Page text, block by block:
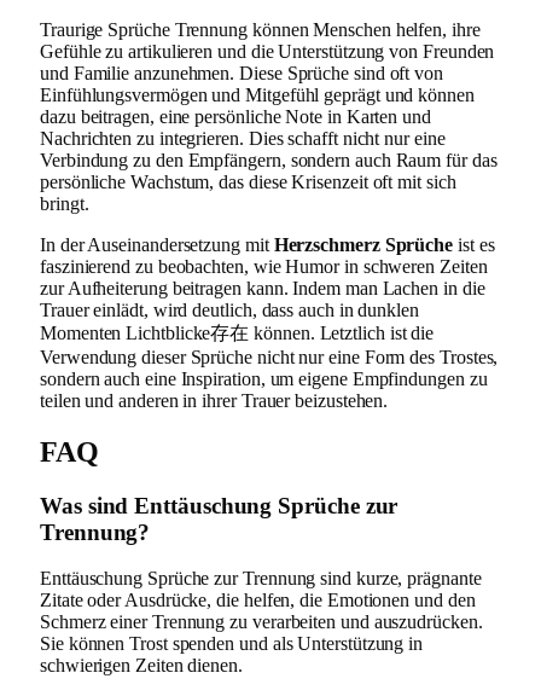
Traurige Sprüche Trennung können Menschen helfen, ihre
Gefühle zu artikulieren und die Unterstützung von Freunden
und Familie anzunehmen. Diese Sprüche sind oft von
Einfühlungsvermögen und Mitgefühl geprägt und können
dazu beitragen, eine persönliche Note in Karten und
Nachrichten zu integrieren. Dies schafft nicht nur eine
Verbindung zu den Empfängern, sondern auch Raum für das
persönliche Wachstum, das diese Krisenzeit oft mit sich
bringt.
In der Auseinandersetzung mit Herzschmerz Sprüche ist es
faszinierend zu beobachten, wie Humor in schweren Zeiten
zur Aufheiterung beitragen kann. Indem man Lachen in die
Trauer einlädt, wird deutlich, dass auch in dunklen
Momenten Lichtblicke存在 können. Letztlich ist die
Verwendung dieser Sprüche nicht nur eine Form des Trostes,
sondern auch eine Inspiration, um eigene Empfindungen zu
teilen und anderen in ihrer Trauer beizustehen.
FAQ
Was sind Enttäuschung Sprüche zur
Trennung?
Enttäuschung Sprüche zur Trennung sind kurze, prägnante
Zitate oder Ausdrücke, die helfen, die Emotionen und den
Schmerz einer Trennung zu verarbeiten und auszudrücken.
Sie können Trost spenden und als Unterstützung in
schwierigen Zeiten dienen.